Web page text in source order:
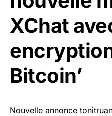
XChat
encryption
Bitcoin’
Nouvelle annonce